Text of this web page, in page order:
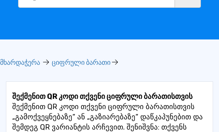
მხარდაჭერა ციფრული ბარათი
შექმენით QR კოდი თქვენი ციფრული ბარათისთვის
შექმენით QR კოდი თქვენი ციფრული ბარათისთვის
„გამოქვეყნებაზე“ ან „გაზიარებაზე“ დაწკაპუნებით და
შემდეგ QR ვარიანტის არჩევით. შენიშვნა: თქვენს